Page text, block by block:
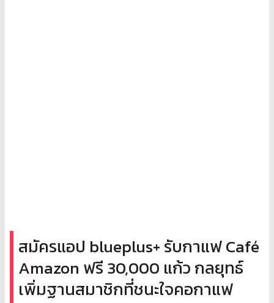
สมัครแอป blueplus+ รับกาแฟ Café
Amazon ฟรี 30,000 แก้ว กลยุทธ์
เพิ่มฐานสมาชิกที่ชนะใจคอกาแฟ